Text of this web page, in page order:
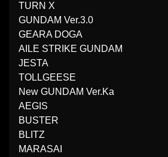
TURN X
GUNDAM Ver.3.0
GEARA DOGA
AILE STRIKE GUNDAM
JESTA
TOLLGEESE
New GUNDAM Ver.Ka
AEGIS
BUSTER
BLITZ
MARASAI